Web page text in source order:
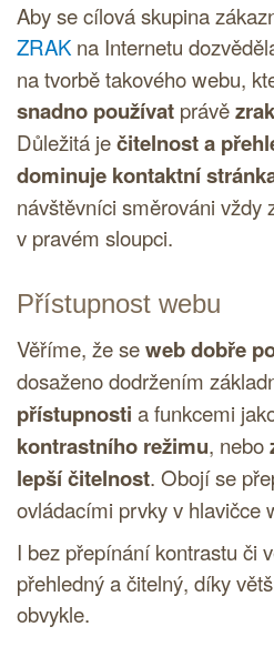
Aby se cílová skupina
ZRAK na Internetu
na tvorbě takového webu,
snadno používat právě
Důležitá ječitelnost a
dominuje kontaktní
návštěvníci směrováni vždy
v pravém sloupci.
Přístupnost webu
Věříme, že seweb dobře
dosaženo dodržením
přístupnosti a funkcemi
kontrastního režimu, nebo
lepší čitelnost. Obojí se
ovládacími prvky v hlavičce
I bez přepínání kontrastu či
přehledný a čitelný, díky
obvykle.